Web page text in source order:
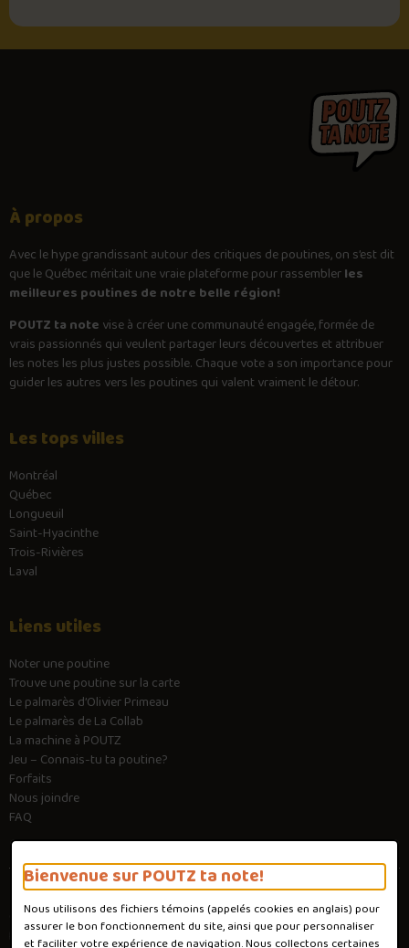
Bienvenue sur POUTZ ta note!
Nous utilisons des fichiers témoins (appelés cookies en anglais) pour
assurer le bon fonctionnement du site, ainsi que pour personnaliser
À propos
Avec lehypegrandissant autour des critiques de poutines, on s’est dit
que le Québec méritait une vraie plateforme pour rassemblerles
meilleures poutines de notre belle région!
POUTZ ta note vise à créer une communauté engagée, formée de
vrais passionnés qui veulent partager leurs découvertes et attribuer
les notes les plus justes possible. Chaque vote a son importance pour
guider les autres vers les poutines qui valent vraiment le détour.
Les tops villes
Montréal
Québec
Longueuil
Saint-Hyacinthe
Trois-Rivières
Laval
Liens utiles
Noter une poutine
Trouve une poutine sur la carte
Le palmarès d’Olivier Primeau
Le palmarès de La Collab
La machine à POUTZ
Jeu – Connais-tu ta poutine?
Forfaits
Nous joindre
FAQ
Conditions d'utilisation
Politique de confidentialité